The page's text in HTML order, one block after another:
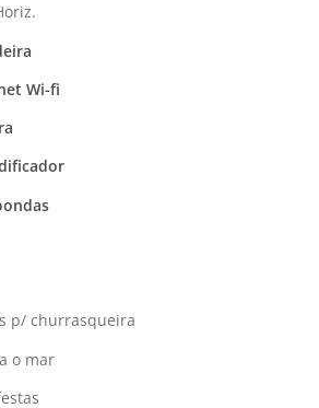
Wi-fi
p/ churrasqueira
o mar